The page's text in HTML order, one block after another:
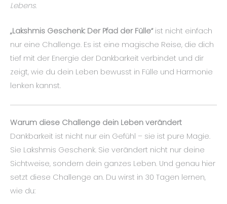
Lebens.
„Lakshmis Geschenk: Der Pfad der Fülle“ist nicht einfach
nur eine Challenge. Es ist eine magische Reise, die dich
tief mit der Energie der Dankbarkeit verbindet und dir
zeigt, wie du dein Leben bewusst in Fülle und Harmonie
lenken kannst.
Warum diese Challenge dein Leben verändert
Dankbarkeit ist nicht nur ein Gefühl – sie ist pure Magie.
Sie Lakshmis Geschenk. Sie verändert nicht nur deine
Sichtweise, sondern dein ganzes Leben. Und genau hier
setzt diese Challenge an. Du wirst in 30 Tagen lernen,
wie du: